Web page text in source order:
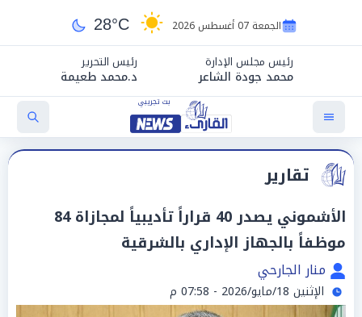
الجمعة 07 أغسطس 2026 28°C
رئيس مجلس الإدارة
محمد جودة الشاعر
رئيس التحرير
د.محمد طعيمة
تقارير
الأشموني يصدر 40 قراراً تأديبياً لمجازاة 84
موظفاً بالجهاز الإداري بالشرقية
منار الجارحي
الإثنين 18/مايو/2026 - 07:58 م